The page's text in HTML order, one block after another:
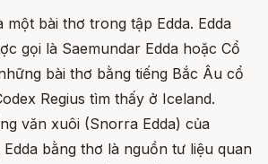
một bài thơ trong tập Edda. Edda
gọi là Saemundar Edda hoặc Cổ
bài thơ bằng tiếng Bắc Âu cổ
Regius tìm thấy ở Iceland.
văn xuôi (Snorra Edda) của
bằng thơ là nguồn tư liệu quan